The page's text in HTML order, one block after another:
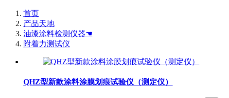
首页
产品天地
油漆涂料检测仪器☚
附着力测试仪
QHZ型新款涂料涂膜划痕试验仪（测定仪）